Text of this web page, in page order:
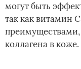
могут быть
так как витамин
коллагена в коже.